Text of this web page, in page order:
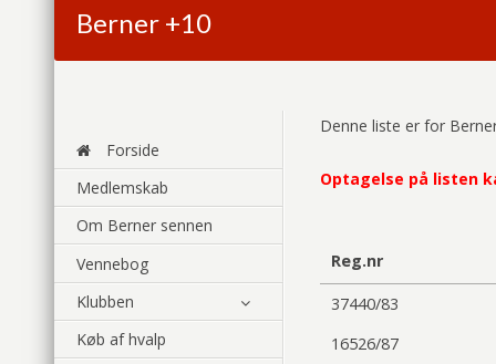
Berner +10
Forside
Medlemskab
Om Berner sennen
Vennebog
Klubben
Køb af hvalp
Denne liste er for
Optagelse på listen
Reg.nr
37440/83
16526/87